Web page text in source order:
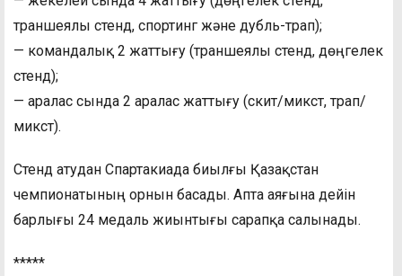
траншеялы стенд, спортинг және дубль-трап);
— командалық 2 жаттығу (траншеялы стенд, дөңгелек
стенд);
— аралас сында 2 аралас жаттығу (скит/микст, трап/
микст).
Стенд атудан Спартакиада биылғы Қазақстан
чемпионатының орнын басады. Апта аяғына дейін
барлығы 24 медаль жиынтығы сарапқа салынады.
*****